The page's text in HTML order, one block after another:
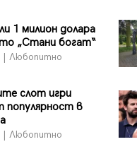
1 милион долара
„Стани богат“
| Любопитно
слот игри
популярност в
| Любопитно